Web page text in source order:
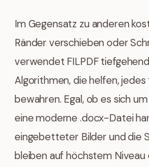
Im Gegensatz zu anderen
Ränder verschieben oder
verwendet FILPDF
Algorithmen, die helfen,
bewahren. Egal, ob es sich
eine moderne .docx-Datei
eingebetteter Bilder und die
bleiben auf höchstem